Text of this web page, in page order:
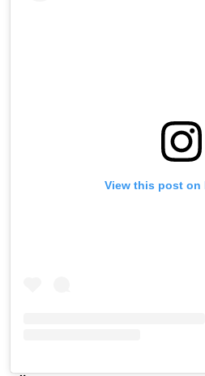
View this post on